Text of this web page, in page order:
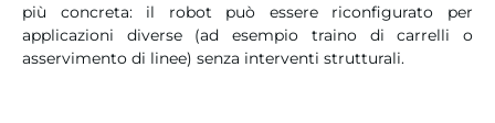
più concreta: il robot può essere riconfigurato per
applicazioni diverse (ad esempio traino di carrelli o
asservimento di linee) senza interventi strutturali.